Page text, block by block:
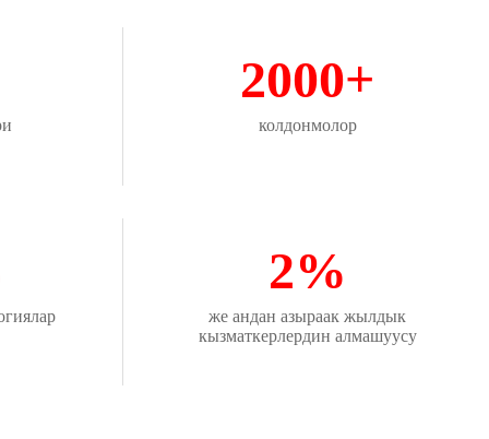
2000+
колдонмолор
2%
же андан азыраак жылдык
кызматкерлердин алмашуусу